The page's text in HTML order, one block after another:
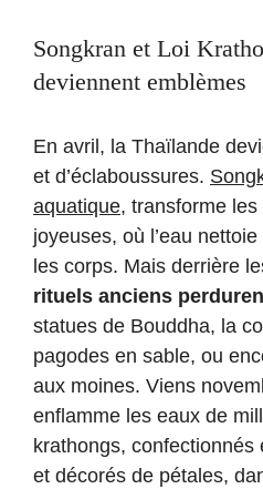
Songkran et Loi
deviennent emblèmes
En avril, la Thaïlande
et d’éclaboussures.
aquatique, transforme
joyeuses, où l’eau
les corps. Mais derrière
rituels anciens
statues de Bouddha, la
pagodes en sable, ou
aux moines. Viens
enflamme les eaux de
krathongs,
et décorés de pétales,